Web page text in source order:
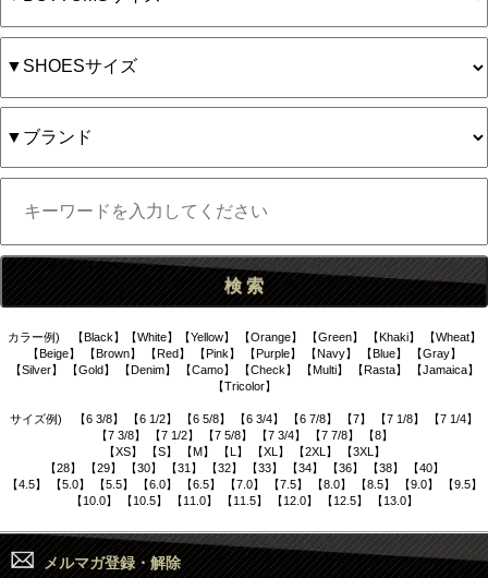
カラー例) 【Black】【White】【Yellow】 【Orange】 【Green】 【Khaki】 【Wheat】
【Beige】 【Brown】 【Red】 【Pink】 【Purple】 【Navy】 【Blue】 【Gray】
【Silver】 【Gold】 【Denim】 【Camo】 【Check】 【Multi】 【Rasta】 【Jamaica】
【Tricolor】
サイズ例) 【6 3/8】 【6 1/2】 【6 5/8】 【6 3/4】 【6 7/8】 【7】 【7 1/8】 【7 1/4】
【7 3/8】 【7 1/2】 【7 5/8】 【7 3/4】 【7 7/8】 【8】
【XS】 【S】 【M】 【L】 【XL】 【2XL】 【3XL】
【28】 【29】 【30】 【31】 【32】 【33】 【34】 【36】 【38】 【40】
【4.5】 【5.0】 【5.5】 【6.0】 【6.5】 【7.0】 【7.5】 【8.0】 【8.5】 【9.0】 【9.5】
【10.0】 【10.5】 【11.0】 【11.5】 【12.0】 【12.5】 【13.0】
メルマガ登録・解除